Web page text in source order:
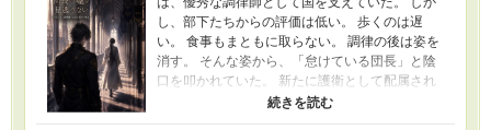
し、部下たちからの評価は低い。 歩くのは遅
い。 食事もまともに取らない。 調律の後は姿を
消す。 そんな姿から、「怠けている団長」と陰
口を叩かれていた。 新たに護衛として配属され
た騎士ヴァルト・レグナもまた、その噂を信じ